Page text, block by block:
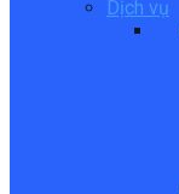
Dịch vụ